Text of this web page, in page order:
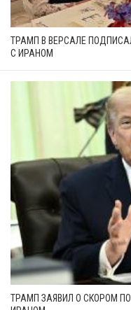
ТРАМП В ВЕРСАЛЕ
С ИРАНОМ
ТРАМП ЗАЯВИЛ О СКОРОМ